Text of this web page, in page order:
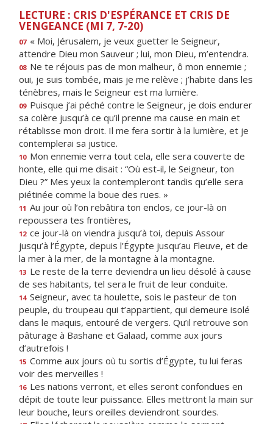
LECTURE : CRIS D'ESPÉRANCE ET CRIS DE
VENGEANCE (MI 7, 7-20)
07 « Moi, Jérusalem, je veux guetter le Seigneur,
attendre Dieu mon Sauveur ; lui, mon Dieu, m’entendra.
08 Ne te réjouis pas de mon malheur, ô mon ennemie ;
oui, je suis tombée, mais je me relève ; j’habite dans les
ténèbres, mais le Seigneur est ma lumière.
09 Puisque j’ai péché contre le Seigneur, je dois endurer
sa colère jusqu’à ce qu’il prenne ma cause en main et
rétablisse mon droit. Il me fera sortir à la lumière, et je
contemplerai sa justice.
10 Mon ennemie verra tout cela, elle sera couverte de
honte, elle qui me disait : “Où est-il, le Seigneur, ton
Dieu ?” Mes yeux la contempleront tandis qu’elle sera
piétinée comme la boue des rues. »
11 Au jour où l’on rebâtira ton enclos, ce jour-là on
repoussera tes frontières,
12 ce jour-là on viendra jusqu’à toi, depuis Assour
jusqu’à l’Égypte, depuis l’Égypte jusqu’au Fleuve, et de
la mer à la mer, de la montagne à la montagne.
13 Le reste de la terre deviendra un lieu désolé à cause
de ses habitants, tel sera le fruit de leur conduite.
14 Seigneur, avec ta houlette, sois le pasteur de ton
peuple, du troupeau qui t’appartient, qui demeure isolé
dans le maquis, entouré de vergers. Qu’il retrouve son
pâturage à Bashane et Galaad, comme aux jours
d’autrefois !
15 Comme aux jours où tu sortis d’Égypte, tu lui feras
voir des merveilles !
16 Les nations verront, et elles seront confondues en
dépit de toute leur puissance. Elles mettront la main sur
leur bouche, leurs oreilles deviendront sourdes.